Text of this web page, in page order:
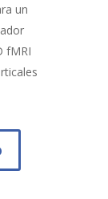
un
fMRI